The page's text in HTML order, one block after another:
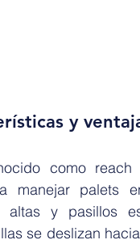
y
como
manejar palets
altas y pasillos
se deslizan